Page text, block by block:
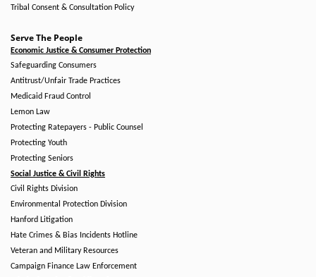
Tribal Consent & Consultation Policy
Serve The People
Economic Justice & Consumer Protection
Safeguarding Consumers
Antitrust/Unfair Trade Practices
Medicaid Fraud Control
Lemon Law
Protecting Ratepayers - Public Counsel
Protecting Youth
Protecting Seniors
Social Justice & Civil Rights
Civil Rights Division
Environmental Protection Division
Hanford Litigation
Hate Crimes & Bias Incidents Hotline
Veteran and Military Resources
Campaign Finance Law Enforcement